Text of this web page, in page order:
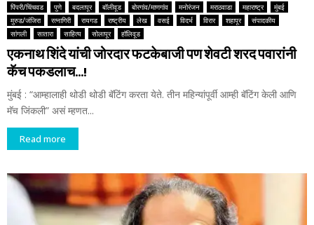
पिंपरी/चिंचवड
पुणे बदलापूर बॉलीवूड बोरगांव/माणगांव मनोरंजन मराठवाडा महाराष्ट्र
मुंबई
मुरुड/जंजिरा
रत्नागिरी रायगड राष्ट्रीय लेख वसई विदर्भ विरार शहापूर
संपादकीय
सांगली
सातारा साहित्य सोलापूर हॉलिवूड
एकनाथ शिंदे यांची जोरदार फटकेबाजी पण शेवटी शरद पवारांनी
कॅच पकडलाच…!
मुंबई : “आम्हालाही थोडी थोडी बॅटिंग करता येते. तीन महिन्यांपूर्वी आम्ही बॅटिंग केली आणि
मॅच जिंकली” असं म्हणत...
Read more